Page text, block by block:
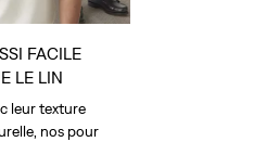
FACILE
LE LIN
leur texture
nos pour